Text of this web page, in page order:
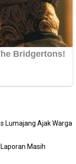
Lumajang Ajak Warga
Masih